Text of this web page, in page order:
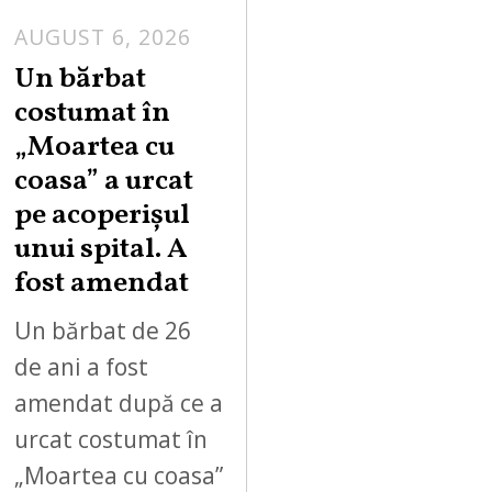
AUGUST 6, 2026
Un bărbat
costumat în
„Moartea cu
coasa” a urcat
pe acoperișul
unui spital. A
fost amendat
Un bărbat de 26
de ani a fost
amendat după ce a
urcat costumat în
„Moartea cu coasa”